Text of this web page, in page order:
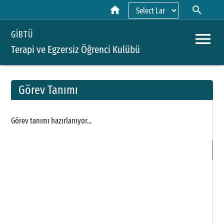
home search
GİBTÜ
Terapi ve Egzersiz Öğrenci Kulübü
menu
Görev Tanımı
Görev tanımı hazırlanıyor...